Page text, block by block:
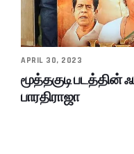
APRIL 30, 2023
மூத்தகுடி
பாரதிராஜா